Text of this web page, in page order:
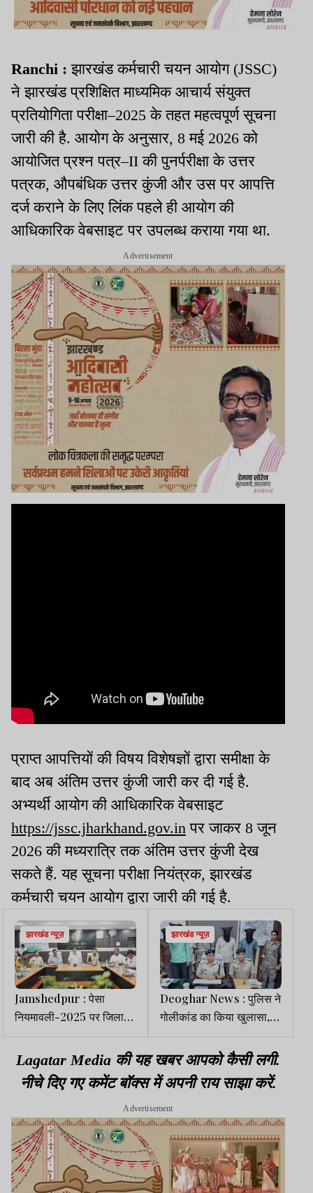
Ranchi :झारखंड कर्मचारी चयन आयोग (JSSC)
ने झारखंड प्रशिक्षित माध्यमिक आचार्य संयुक्त
प्रतियोगिता परीक्षा–2025 के तहत महत्वपूर्ण सूचना
जारी की है. आयोग के अनुसार, 8 मई 2026 को
आयोजित प्रश्न पत्र–II की पुनर्परीक्षा के उत्तर
पत्रक, औपबंधिक उत्तर कुंजी और उस पर आपत्ति
दर्ज कराने के लिए लिंक पहले ही आयोग की
आधिकारिक वेबसाइट पर उपलब्ध कराया गया था.
Advertisement
प्राप्त आपत्तियों की विषय विशेषज्ञों द्वारा समीक्षा के
बाद अब अंतिम उत्तर कुंजी जारी कर दी गई है.
अभ्यर्थी आयोग की आधिकारिक वेबसाइट
https://jssc.jharkhand.gov.in पर जाकर 8 जून
2026 की मध्यरात्रि तक अंतिम उत्तर कुंजी देख
सकते हैं. यह सूचना परीक्षा नियंत्रक, झारखंड
कर्मचारी चयन आयोग द्वारा जारी की गई है.
झारखंड न्यूज़
Jamshedpur : पेसा
नियमावली-2025 पर जिला
स्तरीय मंथन, ग्राम सभाओं को
मजबूत बनाने पर जोर
झारखंड न्यूज़
Deoghar News : पुलिस ने
गोलीकांड का किया खुलासा,
घायल समेत 5 गिरफ्तार
Lagatar Media की यह खबर आपको कैसी लगी.
नीचे दिए गए कमेंट बॉक्स में अपनी राय साझा करें.
Advertisement